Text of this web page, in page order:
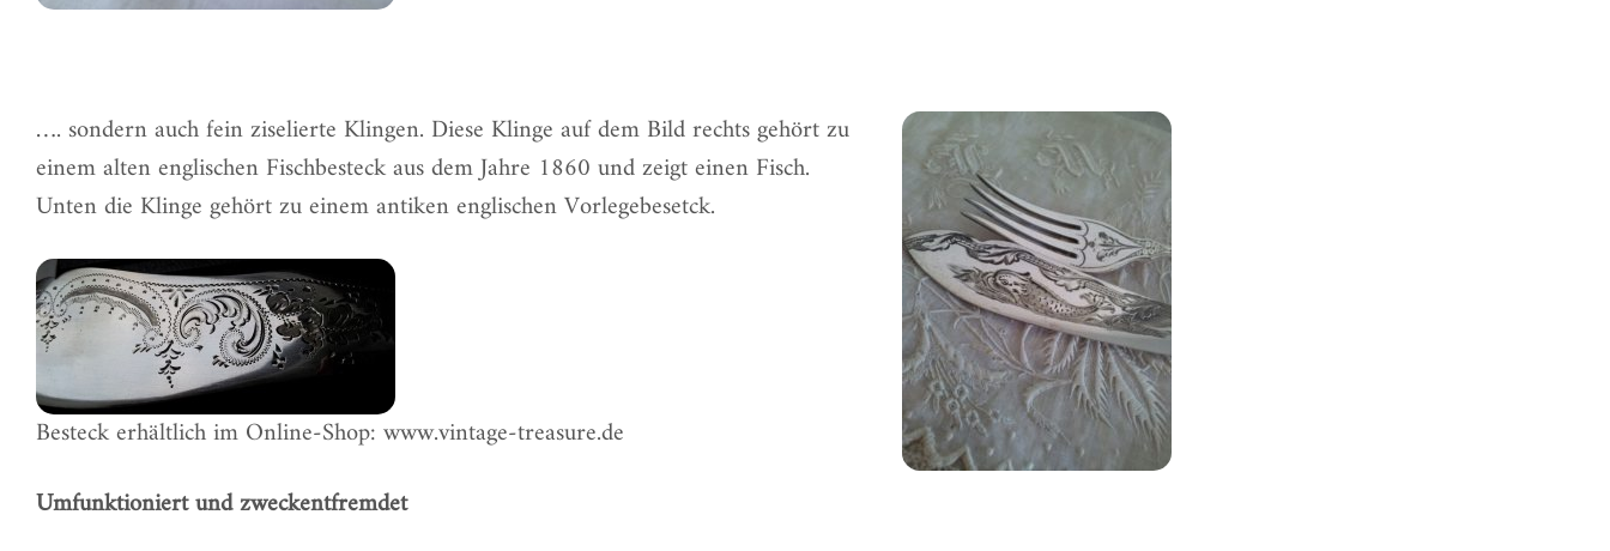
…. sondern auch fein ziselierte Klingen. Diese Klinge auf dem Bild rechts gehört zu
einem alten englischen Fischbesteck aus dem Jahre 1860 und zeigt einen Fisch.
Unten die Klinge gehört zu einemantiken englischen Vorlegebesetck.
Besteck erhältlich im Online-Shop: www.vintage-treasure.de
Umfunktioniert und zweckentfremdet